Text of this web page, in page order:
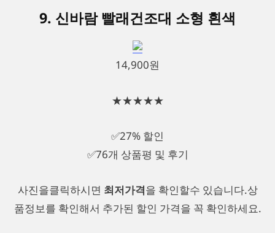
9. 신바람 빨래건조대 소형 흰색
14,900원
★★★★★
✅27% 할인
✅76개 상품평 및 후기
사진을클릭하시면 최저가격을 확인할수 있습니다.상
품정보를 확인해서 추가된 할인 가격을 꼭 확인하세요.